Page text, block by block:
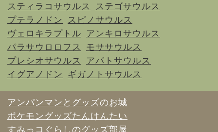
スティラコサウルス
ステゴサウルス
プテラノドン
スピノサウルス
ヴェロキラプトル アンキロサウルス
パラサウロロフス
モササウルス
プレシオサウルス
アパトサウルス
イグアノドン
ギガノトサウルス
アンパンマンとグッズのお城
ポケモングッズたんけんたい
すみっコぐらしのグッズ部屋